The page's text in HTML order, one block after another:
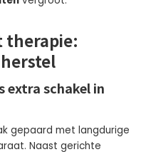
therapie:
extra schakel in
gepaard met langdurige
Naast gerichte